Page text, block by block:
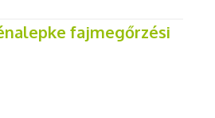
fajmegőrzési